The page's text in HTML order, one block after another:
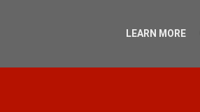
LEARN MORE